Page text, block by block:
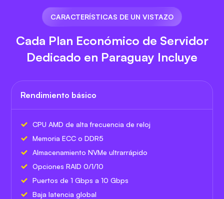
CARACTERÍSTICAS DE UN VISTAZO
Cada Plan Económico de Servidor
Dedicado en Paraguay Incluye
Rendimiento básico
CPU AMD de alta frecuencia de reloj
Memoria ECC o DDR5
Almacenamiento NVMe ultrarrápido
Opciones RAID 0/1/10
Puertos de 1 Gbps a 10 Gbps
Baja latencia global